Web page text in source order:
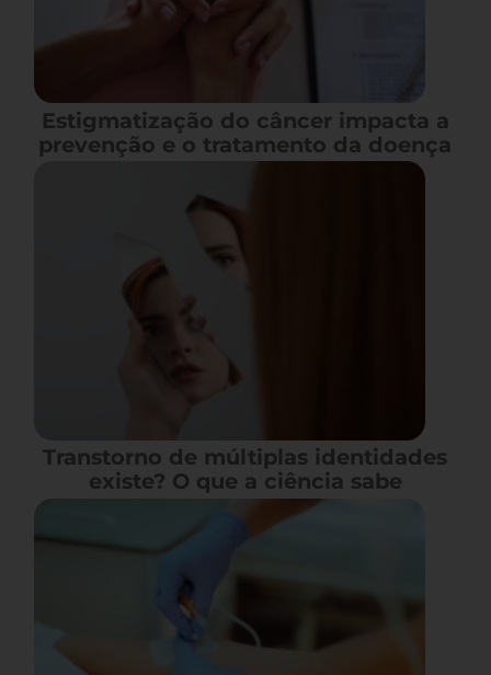
Estigmatização do câncer impacta a
prevenção e o tratamento da doença
Transtorno de múltiplas identidades
existe? O que a ciência sabe